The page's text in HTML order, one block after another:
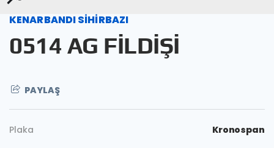
KENARBANDI SİHİRBAZI
0514 AG FİLDİŞİ
PAYLAŞ
Plaka Kronospan